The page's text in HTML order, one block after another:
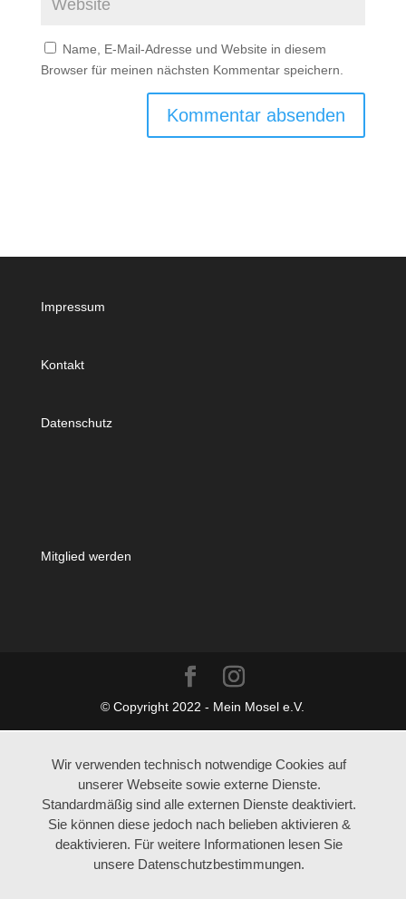
Name, E-Mail-Adresse und Website in diesem
Browser für meinen nächsten Kommentar speichern.
Impressum
Kontakt
Datenschutz
Mitglied werden
© Copyright 2022 - Mein Mosel e.V.
Wir verwenden technisch notwendige Cookies auf
unserer Webseite sowie externe Dienste.
Standardmäßig sind alle externen Dienste deaktiviert.
Sie können diese jedoch nach belieben aktivieren &
deaktivieren. Für weitere Informationen lesen Sie
unsere Datenschutzbestimmungen.